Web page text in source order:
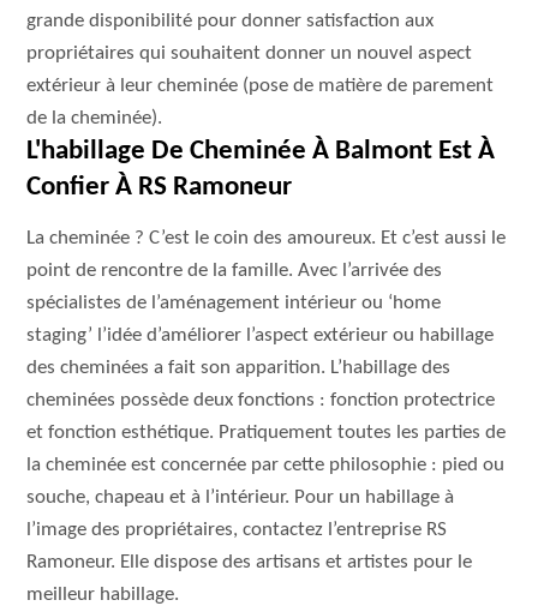
grande disponibilité pour donner satisfaction aux
propriétaires qui souhaitent donner un nouvel aspect
extérieur à leur cheminée (pose de matière de parement
de la cheminée).
L'habillage De Cheminée À Balmont Est À
Confier À RS Ramoneur
La cheminée ? C’est le coin des amoureux. Et c’est aussi le
point de rencontre de la famille. Avec l’arrivée des
spécialistes de l’aménagement intérieur ou ‘home
staging’ l’idée d’améliorer l’aspect extérieur ou habillage
des cheminées a fait son apparition. L’habillage des
cheminées possède deux fonctions : fonction protectrice
et fonction esthétique. Pratiquement toutes les parties de
la cheminée est concernée par cette philosophie : pied ou
souche, chapeau et à l’intérieur. Pour un habillage à
l’image des propriétaires, contactez l’entreprise RS
Ramoneur. Elle dispose des artisans et artistes pour le
meilleur habillage.